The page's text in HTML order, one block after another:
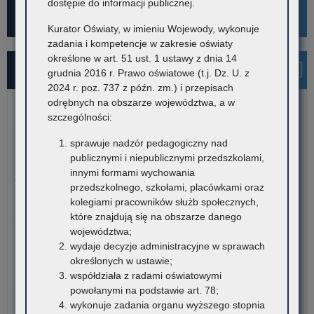
Najnowsze informacje
7 sierpnia 2026
niepełnosprawnym w formie dofinansowania zakupu
podręczników, materiałów edukacyjnych i materiałów
ćwiczeniowych (wyprawka szkolna)
W związku z harmonogramem realizacji Rządowego programu
pomocy uczniom niepełnosprawnym…
Czytaj więcej
7 sierpnia 2026
Informacja o liczbie wolnych miejsc na semestr pierwszy klas I
dostępie do informacji publicznej.
Kurator Oświaty, w imieniu Wojewody, wykonuje
zadania i kompetencje w zakresie oświaty
określone w art. 51 ust. 1 ustawy z dnia 14
grudnia 2016 r. Prawo oświatowe (t.j. Dz. U. z
2024 r. poz. 737 z późn. zm.) i przepisach
odrębnych na obszarze województwa, a w
szczególności:
sprawuje nadzór pedagogiczny nad
publicznymi i niepublicznymi przedszkolami,
innymi formami wychowania
przedszkolnego, szkołami, placówkami oraz
kolegiami pracowników służb społecznych,
które znajdują się na obszarze danego
województwa;
wydaje decyzje administracyjne w sprawach
określonych w ustawie;
współdziała z radami oświatowymi
powołanymi na podstawie art. 78;
wykonuje zadania organu wyższego stopnia